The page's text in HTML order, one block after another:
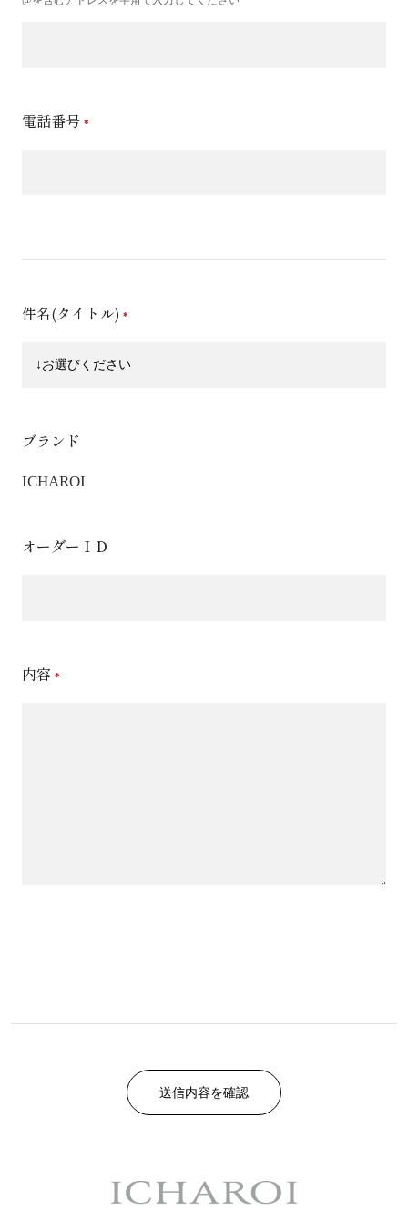
電話番号
件名(タイトル)
ブランド
ICHAROI
オーダーＩＤ
内容